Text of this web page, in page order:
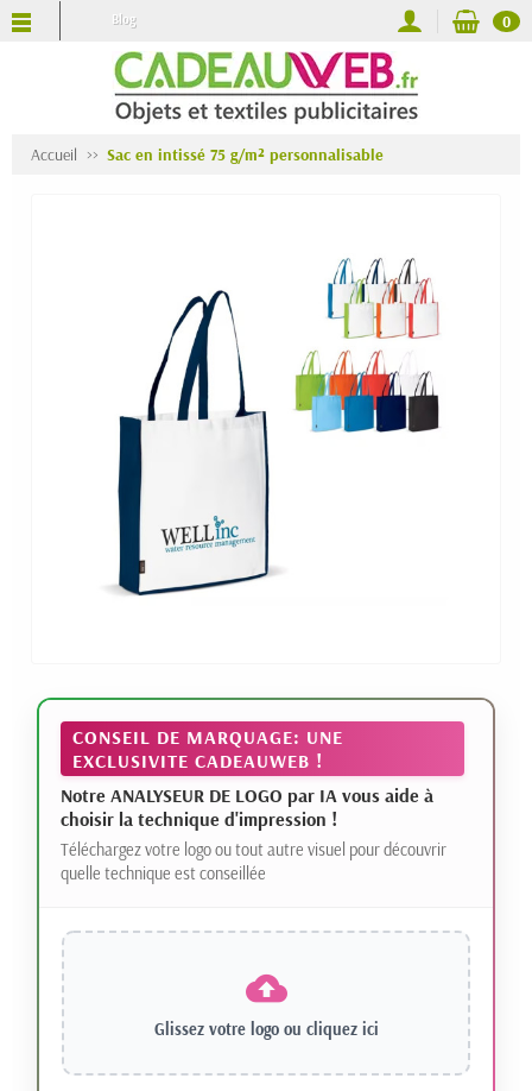
Blog 0
Accueil Sac en intissé 75 g/m² personnalisable
CONSEIL DE MARQUAGE: UNE
EXCLUSIVITE CADEAUWEB !
Notre ANALYSEUR DE LOGO par IA vous aide à
choisir la technique d'impression !
Téléchargez votre logo ou tout autre visuel pour découvrir
quelle technique est conseillée
Glissez votre logo ou cliquez ici